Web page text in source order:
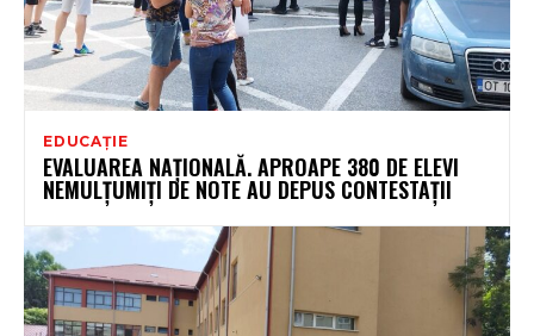
EDUCAȚIE
EVALUAREA NAȚIONALĂ. APROAPE 380 DE ELEVI
NEMULȚUMIȚI DE NOTE AU DEPUS CONTESTAȚII